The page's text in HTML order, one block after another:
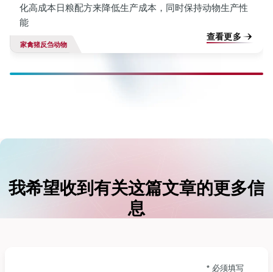
断奶 35 天后体重的显著增加具有重大的经济意义，因为体重越重
此外，由于饲料投入量大幅降低，每公斤仔猪增重的饲料成本也
用溶脂卵磷脂能更好地利用饲料。这是因为脂肪乳化作用得到了
改善，随后酶水解和脂肪及其他营养物质的吸收也得到了改善。
仔猪消化固体饲料和饲料脂肪的能力相对较低，尤其是在断奶
化高成本日粮配方来降低生产成本，同时保持动物生产性
能
查看更多
家禽猪反刍动物
我希望收到有关这篇文章的更多信
息
* 必须填写